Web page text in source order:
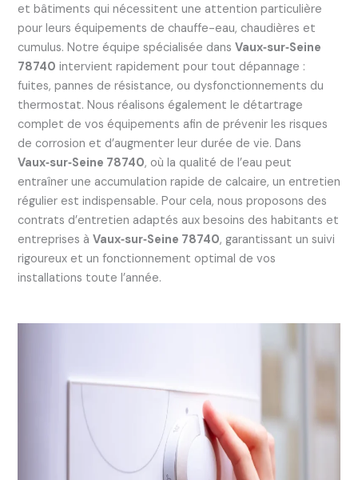
et bâtiments qui nécessitent une attention particulière
pour leurs équipements de chauffe-eau, chaudières et
cumulus. Notre équipe spécialisée dans Vaux‑sur‑Seine
78740 intervient rapidement pour tout dépannage :
fuites, pannes de résistance, ou dysfonctionnements du
thermostat. Nous réalisons également le détartrage
complet de vos équipements afin de prévenir les risques
de corrosion et d’augmenter leur durée de vie. Dans
Vaux‑sur‑Seine 78740, où la qualité de l’eau peut
entraîner une accumulation rapide de calcaire, un entretien
régulier est indispensable. Pour cela, nous proposons des
contrats d’entretien adaptés aux besoins des habitants et
entreprises à Vaux‑sur‑Seine 78740, garantissant un suivi
rigoureux et un fonctionnement optimal de vos
installations toute l’année.